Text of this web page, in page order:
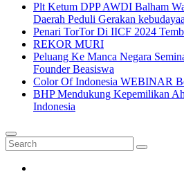
Plt Ketum DPP AWDI Balham
Daerah Peduli Gerakan
Penari TorTor Di IICF 2024
REKOR MURI
Peluang Ke Manca Negara
Founder Beasiswa
Color Of Indonesia WEBINAR
BHP Mendukung Kepemilikan
Indonesia